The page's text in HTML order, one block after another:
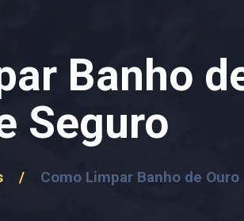
Banho
Seguro
/ Como Limpar Banho de